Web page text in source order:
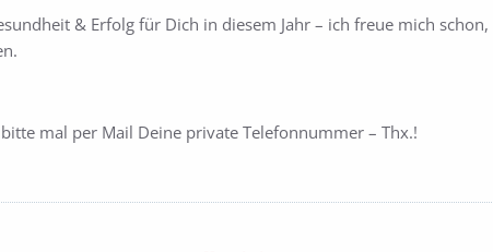
& Erfolg für Dich in diesem Jahr – ich freue mich schon,
mal per Mail Deine private Telefonnummer – Thx.!